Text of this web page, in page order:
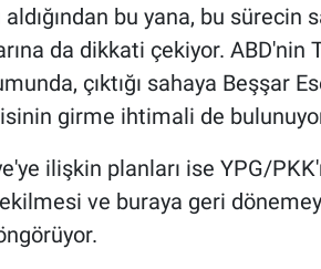
bu yana, bu sürecin
da dikkati çekiyor. ABD'nin
çıktığı sahaya Beşşar
girme ihtimali de
ilişkin planları ise YPG/
ve buraya geri